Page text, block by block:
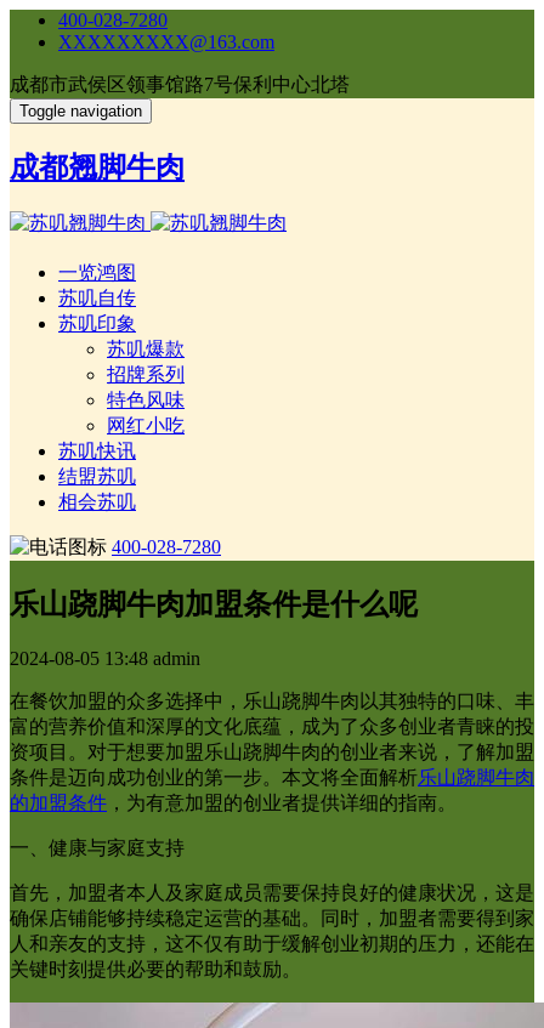
400-028-7280
XXXXXXXXX@163.com
成都市武侯区领事馆路7号保利中心北塔
Toggle navigation
成都翘脚牛肉
一览鸿图
苏叽自传
苏叽印象
苏叽爆款
招牌系列
特色风味
网红小吃
苏叽快讯
结盟苏叽
相会苏叽
400-028-7280
乐山跷脚牛肉加盟条件是什么呢
2024-08-05 13:48 admin
在餐饮加盟的众多选择中，乐山跷脚牛肉以其独特的口味、丰
富的营养价值和深厚的文化底蕴，成为了众多创业者青睐的投
资项目。对于想要加盟乐山跷脚牛肉的创业者来说，了解加盟
条件是迈向成功创业的第一步。本文将全面解析乐山跷脚牛肉
的加盟条件 ，为有意加盟的创业者提供详细的指南。
一、健康与家庭支持
首先，加盟者本人及家庭成员需要保持良好的健康状况，这是
确保店铺能够持续稳定运营的基础。同时，加盟者需要得到家
人和亲友的支持，这不仅有助于缓解创业初期的压力，还能在
关键时刻提供必要的帮助和鼓励。